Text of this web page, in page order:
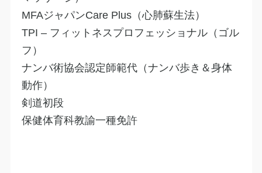
MFAジャパンCare Plus（心肺蘇生法）
TPI – フィットネスプロフェッショナル（ゴル
フ）
​ナンバ術協会認定師範代（ナンバ歩き＆身体
動作）
剣道初段
保健体育科教諭一種免許